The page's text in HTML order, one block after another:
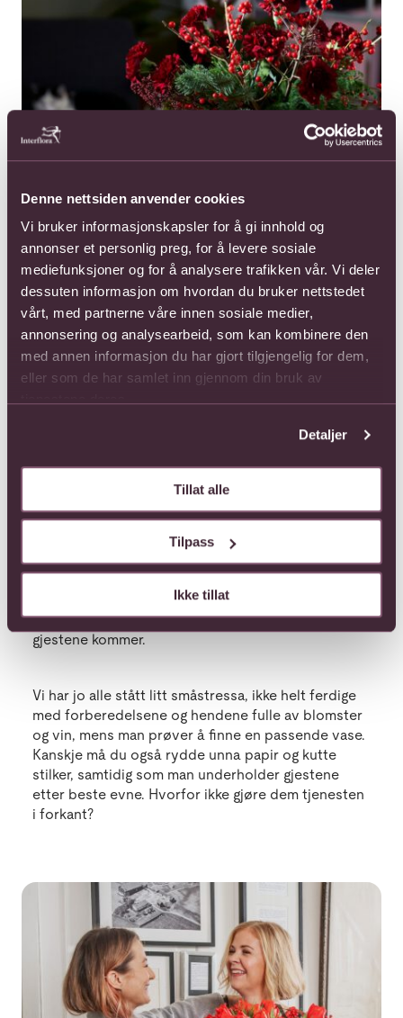
Denne nettsiden anvender cookies
Vi bruker informasjonskapsler for å gi innhold og
annonser et personlig preg, for å levere sosiale
mediefunksjoner og for å analysere trafikken vår. Vi deler
dessuten informasjon om hvordan du bruker nettstedet
vårt, med partnerne våre innen sosiale medier,
annonsering og analysearbeid, som kan kombinere den
med annen informasjon du har gjort tilgjengelig for dem,
eller som de har samlet inn gjennom din bruk av
Detaljer
Tillat alle
Tilpass
Ikke tillat
En personlig hilsen til jul.
Les mer om Her er julefavorittene til Finn Schjøll
Les også
Unngå å stresse vertskapet
å sende blomstene på forhånd? Ingenting er vel
koseligere enn en blomstrende hilsen på døren,
med en hyggelig tekst hvor du takker for
får vertskapet anledning til å pakke ut blomstene,
og ikke minst sette dem i riktig vase i god tid før
gjestene kommer.
Vi har jo alle stått litt småstressa, ikke helt ferdige
med forberedelsene og hendene fulle av blomster
og vin, mens man prøver å finne en passende vase.
Kanskje må du også rydde unna papir og kutte
stilker, samtidig som man underholder gjestene
etter beste evne. Hvorfor ikke gjøre dem tjenesten
i forkant?